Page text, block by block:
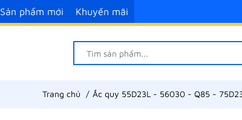
Sản phẩm mới Khuyến mãi
Trang chủ Ắc quy 55D23L - 56030 - Q85 -